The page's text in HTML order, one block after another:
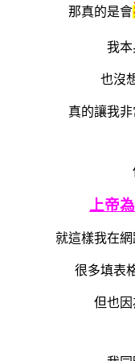
那真的是會
我
也沒
真的讓我
上帝
就這樣我在
很多填表
但也因